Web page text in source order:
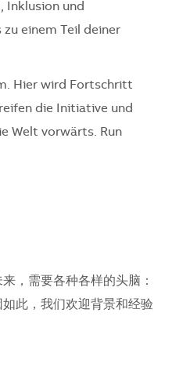
Inklusion und
zu einem Teil deiner
Hier wird Fortschritt
die Initiative und
Welt vorwärts. Run
，需要各种各样的头脑：
此，我们欢迎背景和经验